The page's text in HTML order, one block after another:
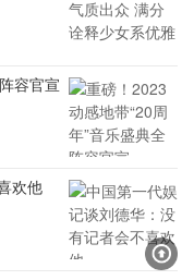
容官宣
欢他